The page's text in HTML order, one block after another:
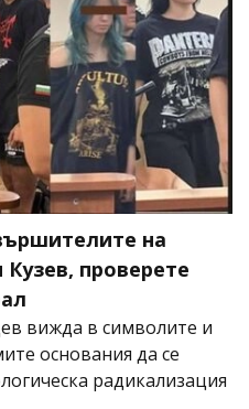
на
проверете
вижда в символите и
основания да се
радикализация